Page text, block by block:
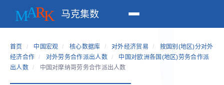
马克集数
首页 / 中国宏观 / 核心数据库 / 对外经济贸易 /
按国别(地区)分对外
经济合作 / 对外劳务合作派出人数 /
中国对欧洲各国(地区)劳务合作派
出人数 / 中国对摩纳哥劳务合作派出人数